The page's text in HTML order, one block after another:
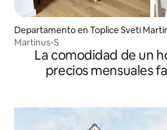
Departamento en Toplice Sveti
Martinus-S
La comodidad de un
precios mensuales